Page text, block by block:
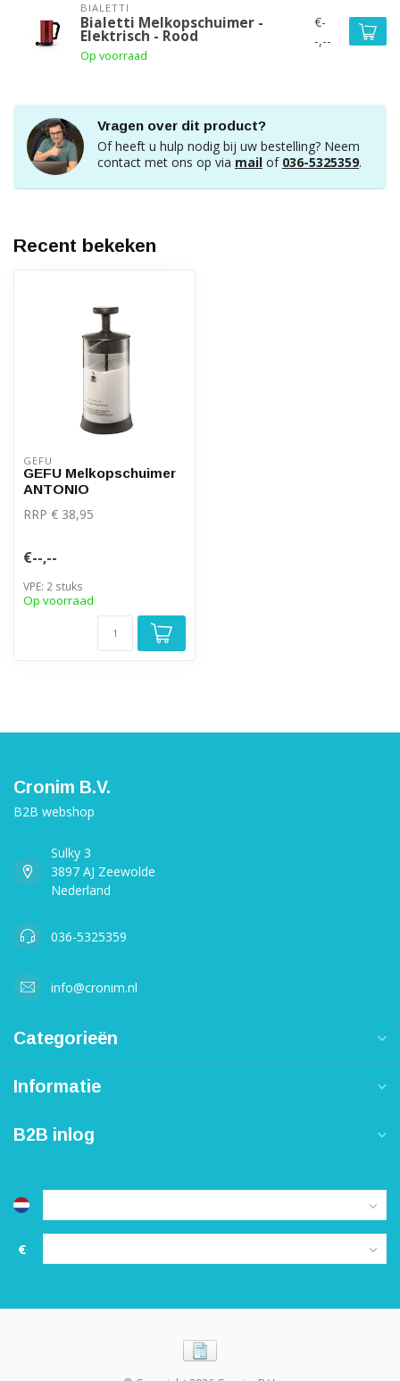
BIALETTI
Bialetti Melkopschuimer -
Elektrisch - Rood
Op voorraad
€-
-,--
Vragen over dit product?
Of heeft u hulp nodig bij uw bestelling? Neem
contact met ons op via mail of 036-5325359.
Recent bekeken
GEFU
GEFU Melkopschuimer
ANTONIO
RRP € 38,95
€--,--
VPE: 2 stuks
Op voorraad
Cronim B.V.
B2B webshop
Sulky 3
3897 AJ Zeewolde
Nederland
036-5325359
info@cronim.nl
Categorieën
Informatie
B2B inlog
€